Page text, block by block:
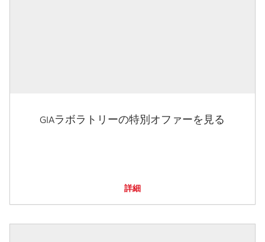
GIAラボラトリーの特別オファーを見る
詳細